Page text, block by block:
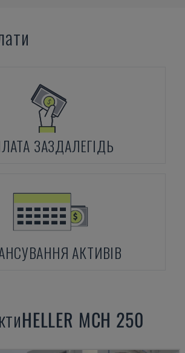
ЗАЗДАЛЕГІДЬ
АКТИВІВ
HELLER MCH 250